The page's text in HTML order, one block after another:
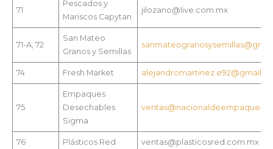
71
Pescados y
Mariscos Capytan
jilozano@live.com.mx
71-A, 72
San Mateo
Granos y Semillas
74 Fresh Market
75
Empaques
Desechables
Sigma
76 Plásticos Red ventas@plasticosred.com.mx